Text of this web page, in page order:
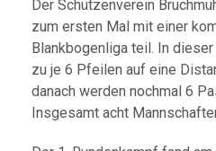
Der Schützenverein
zum ersten Mal mit einer
Blankbogenliga teil. In
zu je 6 Pfeilen auf eine
danach werden nochmal 6
Insgesamt acht